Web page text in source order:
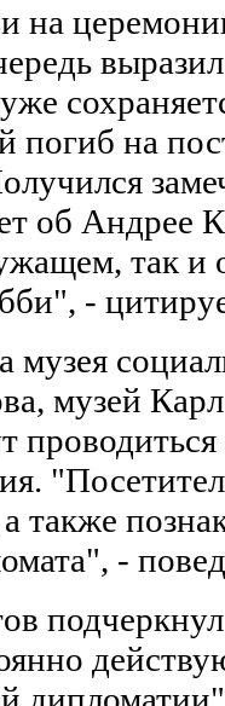
на
погиб на
об Андрее
так и
-
музея
музей
также
-